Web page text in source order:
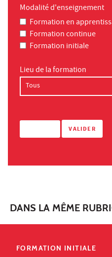
Modalité d'enseignement
Formation en
Formation continue
Formation initiale
Lieu de la formation
DANS LA MÊME
FORMATION INITIALE